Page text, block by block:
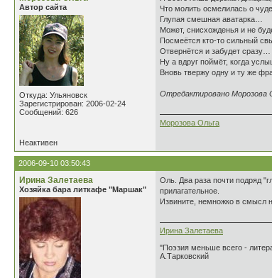
Автор сайта
Откуда: Ульяновск
Зарегистрирован: 2006-02-24
Сообщений: 626
Что молить осмелилась о
Глупая смешная аватарка…
Может, снисхожденья и не
Посмеётся кто-то сильный
Отвернётся и забудет сразу…
Ну а вдруг поймёт, когда
Вновь твержу одну и ту же
Отредактировано Морозова
Морозова Ольга
Неактивен
2006-09-10 03:50:43
Ирина Залетаева
Хозяйка бара литкафе "Маршак"
Оль. Два раза почти подряд
прилагательное.
Извините, немножко в смысл
Ирина Залетаева
"Поэзия меньше всего -
А.Тарковский